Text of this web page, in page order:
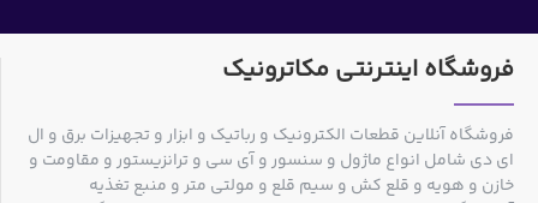
فروشگاه اینترنتی مکاترونیک
فروشگاه آنلاین قطعات الکترونیک و رباتیک و ابزار و تجهیزات برق و ال
ای دی شامل انواع ماژول و سنسور و آی سی و ترانزیستور و مقاومت و
خازن و هویه و قلع کش و سیم قلع و مولتی متر و منبع تغذیه